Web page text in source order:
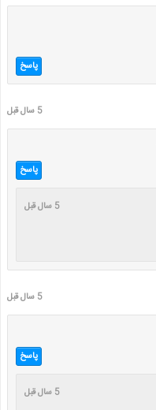
پاسخ
5 سال قبل
پاسخ
5 سال قبل
5 سال قبل
پاسخ
5 سال قبل